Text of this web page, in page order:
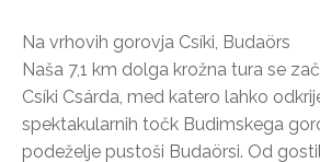
Na vrhovih gorovja Csíki, Budaörs
Naša 7,1 km dolga krožna tura se
Csíki Csárda, med katero lahko
spektakularnih točk Budimskega
podeželje pustoši Budaörsi. Od